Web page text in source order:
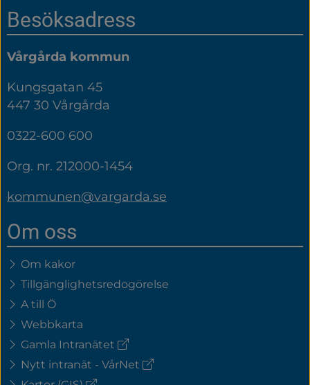
Sidfot
Besöksadress
Vårgårda kommun
Kungsgatan 45
447 30 Vårgårda
0322-600 600
Org. nr. 212000-1454
kommunen@vargarda.se
Om oss
Om kakor
Tillgänglighetsredogörelse
A till Ö
Webbkarta
Gamla Intranätet (extern
länk)
Nytt intranät - VårNet (extern